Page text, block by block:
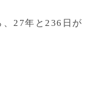
、27年と236日が